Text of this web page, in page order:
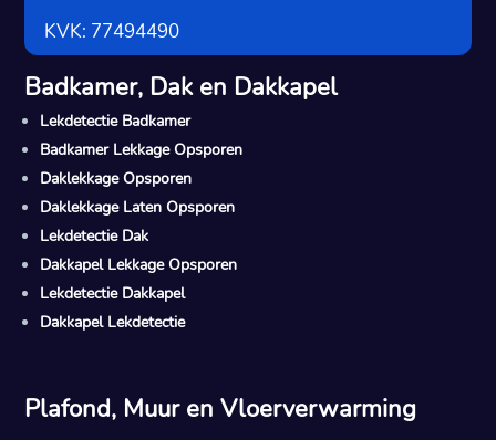
KVK: 77494490
Badkamer, Dak en Dakkapel
Lekdetectie Badkamer
Badkamer Lekkage Opsporen
Daklekkage Opsporen
Daklekkage Laten Opsporen
Lekdetectie Dak
Dakkapel Lekkage Opsporen
Lekdetectie Dakkapel
Dakkapel Lekdetectie
Plafond, Muur en Vloerverwarming